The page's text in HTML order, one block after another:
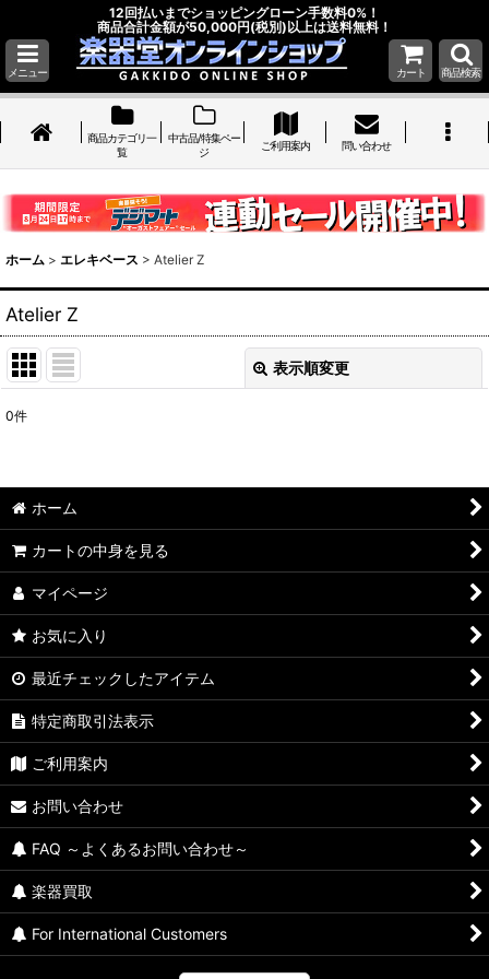
12回払いまでショッピングローン手数料0%！
商品合計金額が50,000円(税別)以上は送料無料！
メニュー カート 商品検索
商品カテゴリ一
覧
中古品/特集ペー
ジ
ご利用案内 問い合わせ
ホーム > エレキベース > Atelier Z
Atelier Z
表示順変更
並び順:
0件
ホーム
カートの中身を見る
マイページ
お気に入り
最近チェックしたアイテム
特定商取引法表示
ご利用案内
お問い合わせ
FAQ ～よくあるお問い合わせ～
楽器買取
For International Customers